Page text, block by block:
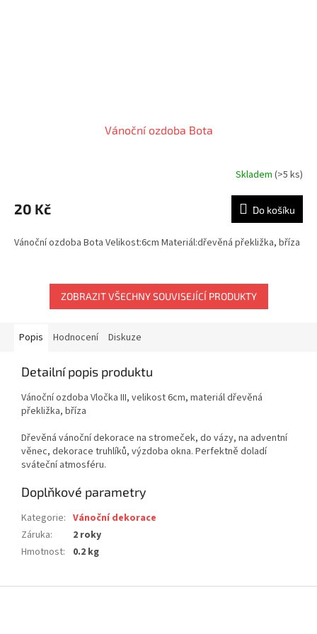
Vánoční ozdoba Bota
Skladem (>5 ks)
20 Kč Do košíku
Vánoční ozdoba Bota Velikost:6cm Materiál:dřevěná překližka, bříza
ZOBRAZIT VŠECHNY SOUVISEJÍCÍ PRODUKTY
Popis Hodnocení Diskuze
Detailní popis produktu
Vánoční ozdoba Vločka III, velikost 6cm, materiál dřevěná
překližka, bříza
Dřevěná vánoční dekorace na stromeček, do vázy, na adventní
věnec, dekorace truhlíků, výzdoba okna. Perfektně doladí
sváteční atmosféru.
Doplňkové parametry
Kategorie: Vánoční dekorace
Záruka:
2 roky
Hmotnost: 0.2 kg